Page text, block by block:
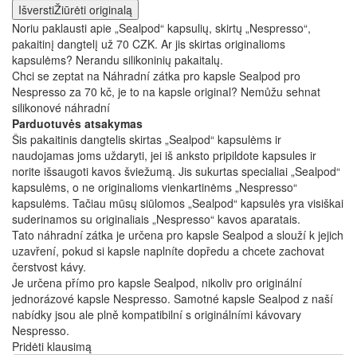
IšverstiŽiūrėti originalą
Noriu paklausti apie „Sealpod“ kapsulių, skirtų „Nespresso“,
pakaitinį dangtelį už 70 CZK. Ar jis skirtas originalioms
kapsulėms? Nerandu silikoninių pakaitalų.
Chci se zeptat na Náhradní zátka pro kapsle Sealpod pro
Nespresso za 70 kč, je to na kapsle original? Nemůžu sehnat
silikonové náhradní
Parduotuvės atsakymas
Šis pakaitinis dangtelis skirtas „Sealpod“ kapsulėms ir
naudojamas joms uždaryti, jei iš anksto pripildote kapsules ir
norite išsaugoti kavos šviežumą. Jis sukurtas specialiai „Sealpod“
kapsulėms, o ne originalioms vienkartinėms „Nespresso“
kapsulėms. Tačiau mūsų siūlomos „Sealpod“ kapsulės yra visiškai
suderinamos su originaliais „Nespresso“ kavos aparatais.
Tato náhradní zátka je určena pro kapsle Sealpod a slouží k jejich
uzavření, pokud si kapsle naplníte dopředu a chcete zachovat
čerstvost kávy.
Je určena přímo pro kapsle Sealpod, nikoliv pro originální
jednorázové kapsle Nespresso. Samotné kapsle Sealpod z naší
nabídky jsou ale plně kompatibilní s originálními kávovary
Nespresso.
Pridėti klausimą